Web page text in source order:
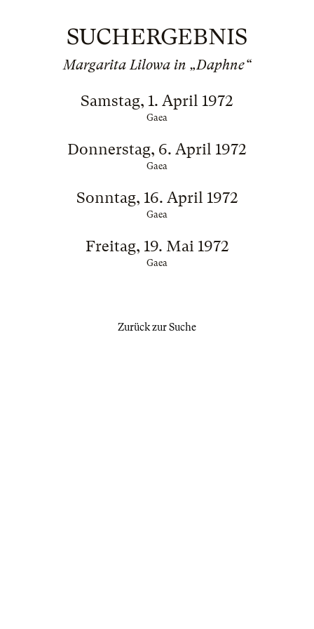
SUCHERGEBNIS
Margarita Lilowa in „Daphne“
Samstag, 1. April 1972
Gaea
Donnerstag, 6. April 1972
Gaea
Sonntag, 16. April 1972
Gaea
Freitag, 19. Mai 1972
Gaea
Zurück zur Suche